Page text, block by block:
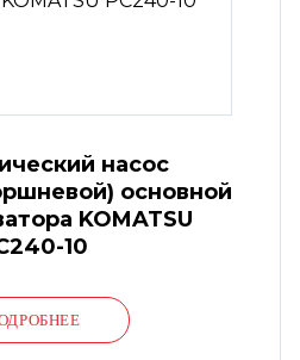
насос
основной
KOMATSU
10